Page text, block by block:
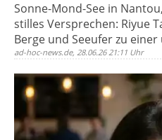
Sonne-Mond-See in
stilles Versprechen: Riyue
Berge und Seeufer zu
ad-hoc-news.de, 28.06.26 21:11 Uhr